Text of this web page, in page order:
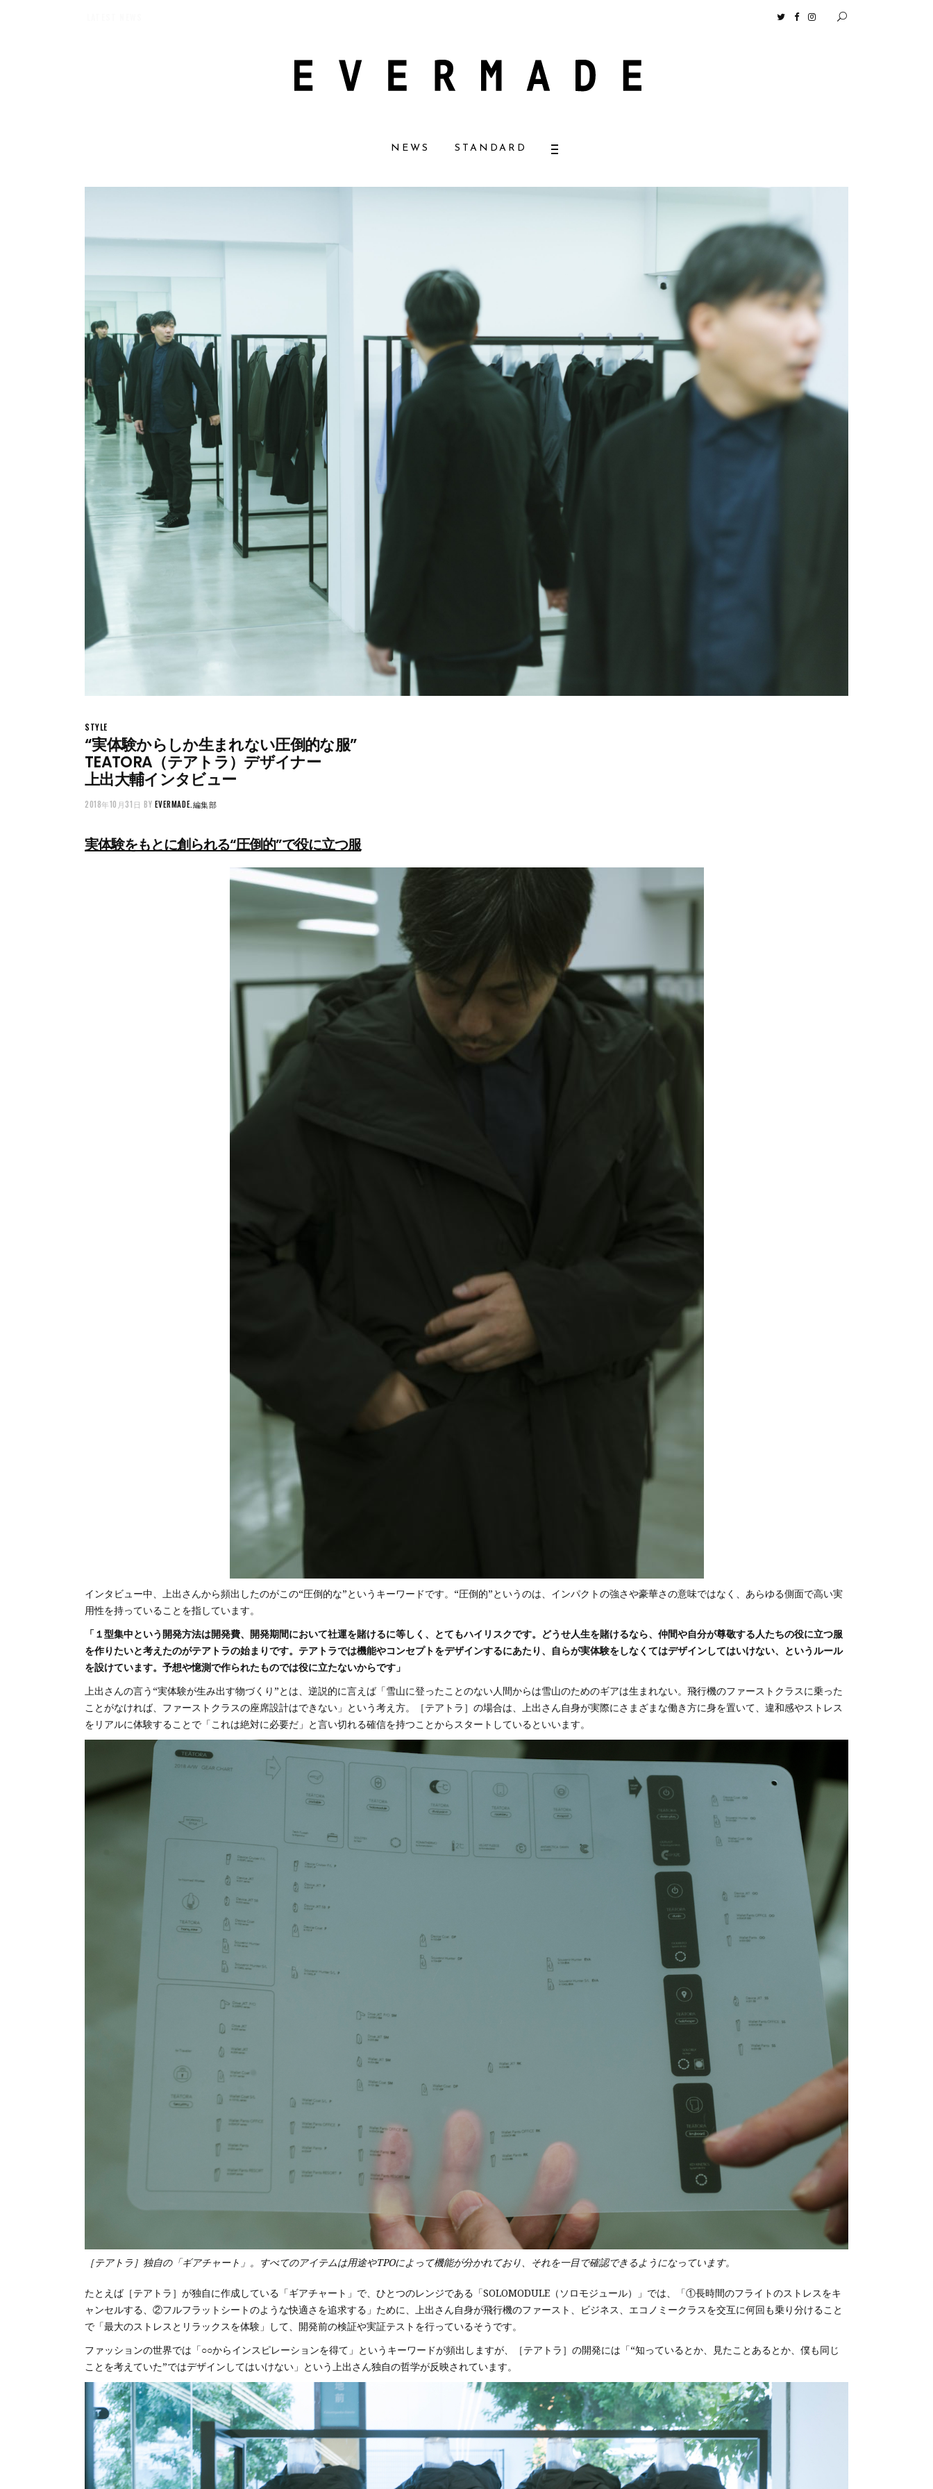
【エバーメイドショップ】［ムロセンツ］の生活に馴染むディフューザーナチュラルコスメ好きに一押し！ 松本恵奈
NEWS STANDARD
STYLE
“実体験からしか生まれない圧倒的な服”
TEATORA（テアトラ）デザイナー
上出大輔インタビュー
2018年10月31日 BY EVERMADE.編集部
実体験をもとに創られる“圧倒的”で役に立つ服
インタビュー中、上出さんから頻出したのがこの“圧倒的な”というキーワードです。“圧倒的”というのは、インパクトの強さや豪華さの意味ではなく、あらゆる側面で高い実
用性を持っていることを指しています。
「１型集中という開発方法は開発費、開発期間において社運を賭けるに等しく、とてもハイリスクです。どうせ人生を賭けるなら、仲間や自分が尊敬する人たちの役に立つ服
を作りたいと考えたのがテアトラの始まりです。テアトラでは機能やコンセプトをデザインするにあたり、自らが実体験をしなくてはデザインしてはいけない、というルール
を設けています。予想や憶測で作られたものでは役に立たないからです」
上出さんの言う“実体験が生み出す物づくり”とは、逆説的に言えば「雪山に登ったことのない人間からは雪山のためのギアは生まれない。飛行機のファーストクラスに乗った
ことがなければ、ファーストクラスの座席設計はできない」という考え方。［テアトラ］の場合は、上出さん自身が実際にさまざまな働き方に身を置いて、違和感やストレス
をリアルに体験することで「これは絶対に必要だ」と言い切れる確信を持つことからスタートしているといいます。
［テアトラ］独自の「ギアチャート」。すべてのアイテムは用途やTPOによって機能が分かれており、それを一目で確認できるようになっています。
たとえば［テアトラ］が独自に作成している「ギアチャート」で、ひとつのレンジである「SOLOMODULE（ソロモジュール）」では、「①長時間のフライトのストレスをキ
ャンセルする、②フルフラットシートのような快適さを追求する」ために、上出さん自身が飛行機のファースト、ビジネス、エコノミークラスを交互に何回も乗り分けること
で「最大のストレスとリラックスを体験」して、開発前の検証や実証テストを行っているそうです。
ファッションの世界では「○○からインスピレーションを得て」というキーワードが頻出しますが、［テアトラ］の開発には「“知っているとか、見たことあるとか、僕も同じ
ことを考えていた”ではデザインしてはいけない」という上出さん独自の哲学が反映されています。